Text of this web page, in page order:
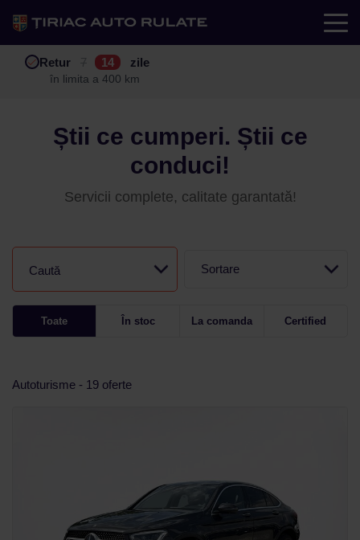
Test drive
Retur 14 zile
în limita a 400 km
Garanție 12 24
în limita a 25.000 km
Buy back
Știi ce cumperi. Știi ce
conduci!
Servicii complete, calitate garantată!
Caută Sortare
Toate În stoc La comanda Certified
Autoturisme - 19 oferte